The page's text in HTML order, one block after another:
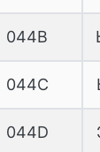
044B
044C
044D